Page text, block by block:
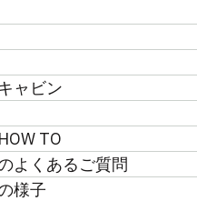
ャビン
TO
よくあるご質問
様子